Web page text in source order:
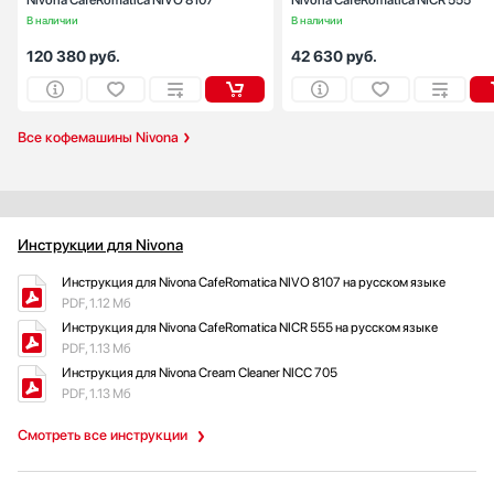
KitchenAid
Korting
Kuppersbusch
La Cornue
Laurastar
Liebherr
Lofra
Все кофемашины Nivona
В наличии
120 380руб.
В наличии
42 630руб.
Инструкции для Nivona
Смотреть все инструкции
Инструкция для Nivona CafeRomatica NIVO 8107 на русском языке
PDF, 1.12 Мб
Инструкция для Nivona CafeRomatica NICR 555 на русском языке
PDF, 1.13 Мб
Инструкция для Nivona Cream Cleaner NICC 705
PDF, 1.13 Мб